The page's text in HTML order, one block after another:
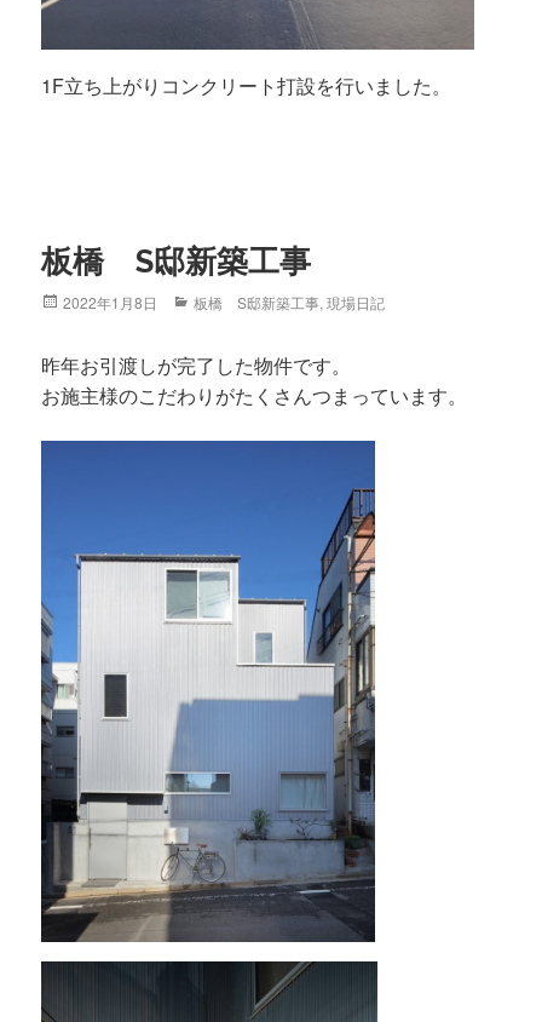
1F立ち上がりコンクリート打設を行いました。
板橋 S邸新築工事
Posted
2022年1月8日 Categories
板橋 S邸新築工事,現場日記
昨年お引渡しが完了した物件です。
お施主様のこだわりがたくさんつまっています。